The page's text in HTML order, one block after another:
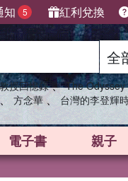
知 5 紅利兌換
授回憶錄 、 The Odyssey
、 方念華 、 台灣的李登輝
電子書 親子